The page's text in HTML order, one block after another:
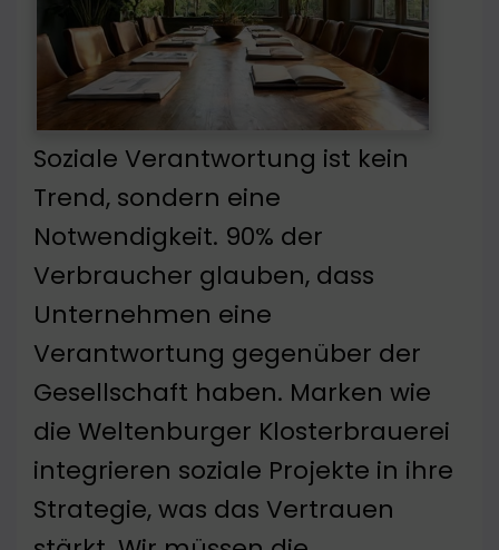
Soziale Verantwortung ist kein
Trend, sondern eine
Notwendigkeit. 90% der
Verbraucher glauben, dass
Unternehmen eine
Verantwortung gegenüber der
Gesellschaft haben. Marken wie
die Weltenburger Klosterbrauerei
integrieren soziale Projekte in ihre
Strategie, was das Vertrauen